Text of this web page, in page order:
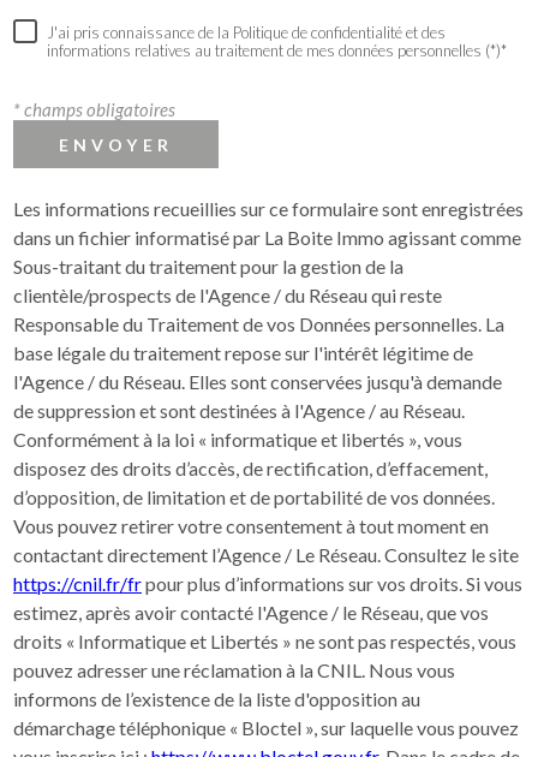
J'ai pris connaissance de la Politique de confidentialité et des
informations relatives au traitement de mes données personnelles (*)*
* champs obligatoires
ENVOYER
Les informations recueillies sur ce formulaire sont enregistrées
dans un fichier informatisé par La Boite Immo agissant comme
Sous-traitant du traitement pour la gestion de la
clientèle/prospects de l'Agence / du Réseau qui reste
Responsable du Traitement de vos Données personnelles. La
base légale du traitement repose sur l'intérêt légitime de
l'Agence / du Réseau. Elles sont conservées jusqu'à demande
de suppression et sont destinées à l'Agence / au Réseau.
Conformément à la loi « informatique et libertés », vous
disposez des droits d’accès, de rectification, d’effacement,
d’opposition, de limitation et de portabilité de vos données.
Vous pouvez retirer votre consentement à tout moment en
contactant directement l’Agence / Le Réseau. Consultez le site
https://cnil.fr/frpour plus d’informations sur vos droits. Si vous
estimez, après avoir contacté l'Agence / le Réseau, que vos
droits « Informatique et Libertés » ne sont pas respectés, vous
pouvez adresser une réclamation à la CNIL. Nous vous
informons de l’existence de la liste d'opposition au
démarchage téléphonique « Bloctel », sur laquelle vous pouvez